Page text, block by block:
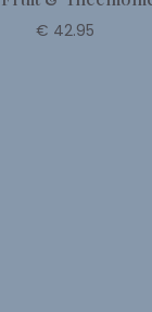
€ 42.95